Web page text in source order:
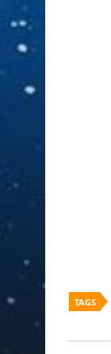
TAGS